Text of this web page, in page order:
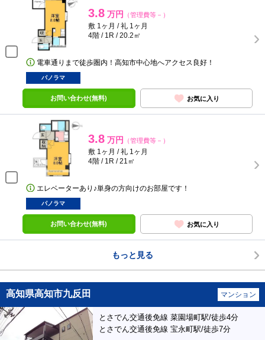
3.8 万円 （管理費等－）
敷 1ヶ月 / 礼 1ヶ月
4階 / 1R / 20.2㎡
電車通りまで徒歩圏内！高知市中心地へアクセス良好！
パノラマ
お問い合わせ(無料) お気に入り
3.8 万円 （管理費等－）
敷 1ヶ月 / 礼 1ヶ月
4階 / 1R / 21㎡
エレベーターあり♪単身の方向けのお部屋です！
パノラマ
お問い合わせ(無料) お気に入り
もっと見る
高知県高知市九反田 マンション
とさでん交通後免線 菜園場町駅/徒歩4分
とさでん交通後免線 宝永町駅/徒歩7分